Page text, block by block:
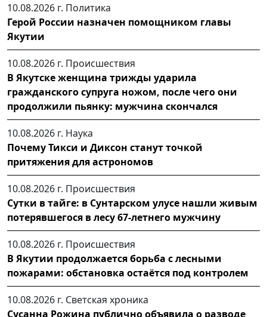
10.08.2026 г. Политика
Герой России назначен помощником главы
Якутии
10.08.2026 г. Происшествия
В Якутске женщина трижды ударила
гражданского супруга ножом, после чего они
продолжили пьянку: мужчина скончался
10.08.2026 г. Наука
Почему Тикси и Диксон станут точкой
притяжения для астрономов
10.08.2026 г. Происшествия
Сутки в тайге: в Сунтарском улусе нашли живым
потерявшегося в лесу 67-летнего мужчину
10.08.2026 г. Происшествия
В Якутии продолжается борьба с лесными
пожарами: обстановка остаётся под контролем
10.08.2026 г. Светская хроника
Сусанна Рожина публично объявила о разводе